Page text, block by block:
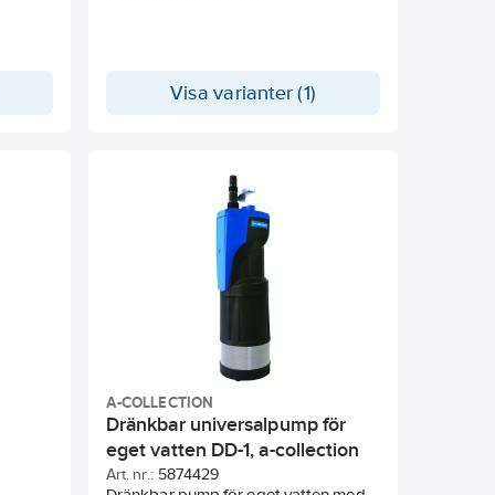
Visa varianter (1)
A-COLLECTION
Dränkbar universalpump för
eget vatten DD-1, a-collection
Art. nr.: 5874429